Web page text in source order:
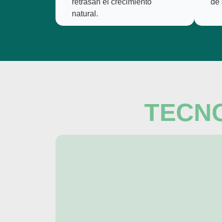
retrasan el crecimiento
natural.
de